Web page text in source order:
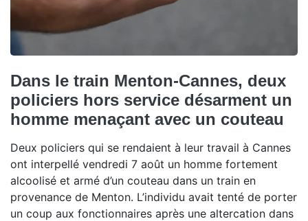
Dans le train Menton-Cannes, deux
policiers hors service désarment un
homme menaçant avec un couteau
Deux policiers qui se rendaient à leur travail à Cannes
ont interpellé vendredi 7 août un homme fortement
alcoolisé et armé d’un couteau dans un train en
provenance de Menton. L’individu avait tenté de porter
un coup aux fonctionnaires après une altercation dans